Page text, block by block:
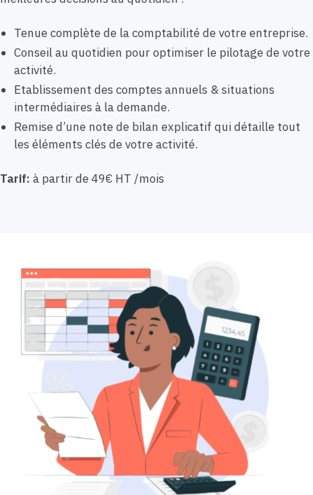
Tenue complète de la comptabilité de votre entreprise.
Conseil au quotidien pour optimiser le pilotage de votre
activité.
Etablissement des comptes annuels & situations
intermédiaires à la demande.
Remise d’une note de bilan explicatif qui détaille tout
les éléments clés de votre activité.
Tarif: à partir de 49€ HT /mois